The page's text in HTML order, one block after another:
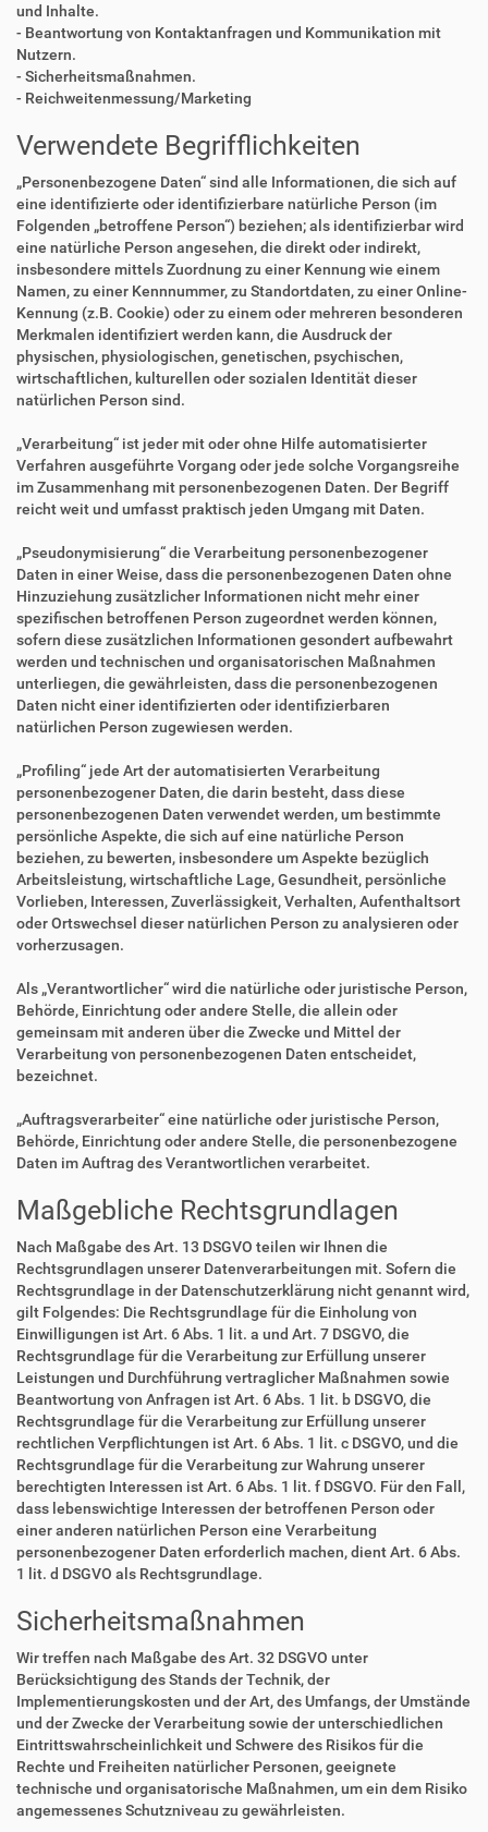
und Inhalte.
- Beantwortung von Kontaktanfragen und Kommunikation mit
Nutzern.
- Sicherheitsmaßnahmen.
- Reichweitenmessung/Marketing
Verwendete Begrifflichkeiten
„Personenbezogene Daten“ sind alle Informationen, die sich auf
eine identifizierte oder identifizierbare natürliche Person (im
Folgenden „betroffene Person“) beziehen; als identifizierbar wird
eine natürliche Person angesehen, die direkt oder indirekt,
insbesondere mittels Zuordnung zu einer Kennung wie einem
Namen, zu einer Kennnummer, zu Standortdaten, zu einer Online-
Kennung (z.B. Cookie) oder zu einem oder mehreren besonderen
Merkmalen identifiziert werden kann, die Ausdruck der
physischen, physiologischen, genetischen, psychischen,
wirtschaftlichen, kulturellen oder sozialen Identität dieser
natürlichen Person sind.
„Verarbeitung“ ist jeder mit oder ohne Hilfe automatisierter
Verfahren ausgeführte Vorgang oder jede solche Vorgangsreihe
im Zusammenhang mit personenbezogenen Daten. Der Begriff
reicht weit und umfasst praktisch jeden Umgang mit Daten.
„Pseudonymisierung“ die Verarbeitung personenbezogener
Daten in einer Weise, dass die personenbezogenen Daten ohne
Hinzuziehung zusätzlicher Informationen nicht mehr einer
spezifischen betroffenen Person zugeordnet werden können,
sofern diese zusätzlichen Informationen gesondert aufbewahrt
werden und technischen und organisatorischen Maßnahmen
unterliegen, die gewährleisten, dass die personenbezogenen
Daten nicht einer identifizierten oder identifizierbaren
natürlichen Person zugewiesen werden.
„Profiling“ jede Art der automatisierten Verarbeitung
personenbezogener Daten, die darin besteht, dass diese
personenbezogenen Daten verwendet werden, um bestimmte
persönliche Aspekte, die sich auf eine natürliche Person
beziehen, zu bewerten, insbesondere um Aspekte bezüglich
Arbeitsleistung, wirtschaftliche Lage, Gesundheit, persönliche
Vorlieben, Interessen, Zuverlässigkeit, Verhalten, Aufenthaltsort
oder Ortswechsel dieser natürlichen Person zu analysieren oder
vorherzusagen.
Als „Verantwortlicher“ wird die natürliche oder juristische Person,
Behörde, Einrichtung oder andere Stelle, die allein oder
gemeinsam mit anderen über die Zwecke und Mittel der
Verarbeitung von personenbezogenen Daten entscheidet,
bezeichnet.
„Auftragsverarbeiter“ eine natürliche oder juristische Person,
Behörde, Einrichtung oder andere Stelle, die personenbezogene
Daten im Auftrag des Verantwortlichen verarbeitet.
Maßgebliche Rechtsgrundlagen
Nach Maßgabe des Art. 13 DSGVO teilen wir Ihnen die
Rechtsgrundlagen unserer Datenverarbeitungen mit. Sofern die
Rechtsgrundlage in der Datenschutzerklärung nicht genannt wird,
gilt Folgendes: Die Rechtsgrundlage für die Einholung von
Einwilligungen ist Art. 6 Abs. 1 lit. a und Art. 7 DSGVO, die
Rechtsgrundlage für die Verarbeitung zur Erfüllung unserer
Leistungen und Durchführung vertraglicher Maßnahmen sowie
Beantwortung von Anfragen ist Art. 6 Abs. 1 lit. b DSGVO, die
Rechtsgrundlage für die Verarbeitung zur Erfüllung unserer
rechtlichen Verpflichtungen ist Art. 6 Abs. 1 lit. c DSGVO, und die
Rechtsgrundlage für die Verarbeitung zur Wahrung unserer
berechtigten Interessen ist Art. 6 Abs. 1 lit. f DSGVO. Für den Fall,
dass lebenswichtige Interessen der betroffenen Person oder
einer anderen natürlichen Person eine Verarbeitung
personenbezogener Daten erforderlich machen, dient Art. 6 Abs.
1 lit. d DSGVO als Rechtsgrundlage.
Sicherheitsmaßnahmen
Wir treffen nach Maßgabe des Art. 32 DSGVO unter
Berücksichtigung des Stands der Technik, der
Implementierungskosten und der Art, des Umfangs, der Umstände
und der Zwecke der Verarbeitung sowie der unterschiedlichen
Eintrittswahrscheinlichkeit und Schwere des Risikos für die
Rechte und Freiheiten natürlicher Personen, geeignete
technische und organisatorische Maßnahmen, um ein dem Risiko
angemessenes Schutzniveau zu gewährleisten.